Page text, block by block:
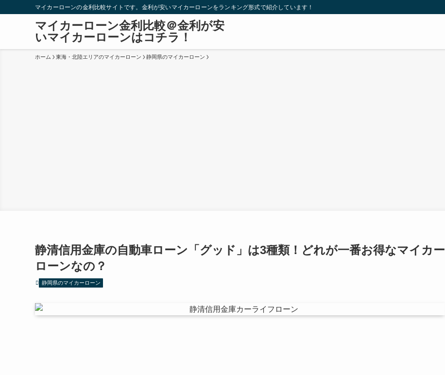
マイカーローンの金利比較サイトです。金利が安いマイカーローンをランキング形式で紹介しています！
マイカーローン金利比較＠金利が安
いマイカーローンはコチラ！
ホーム 東海・北陸エリアのマイカーローン 静岡県のマイカーローン
静清信用金庫の自動車ローン「グッド」は3種類！どれが一番お得なマイカー
ローンなの？
静岡県のマイカーローン